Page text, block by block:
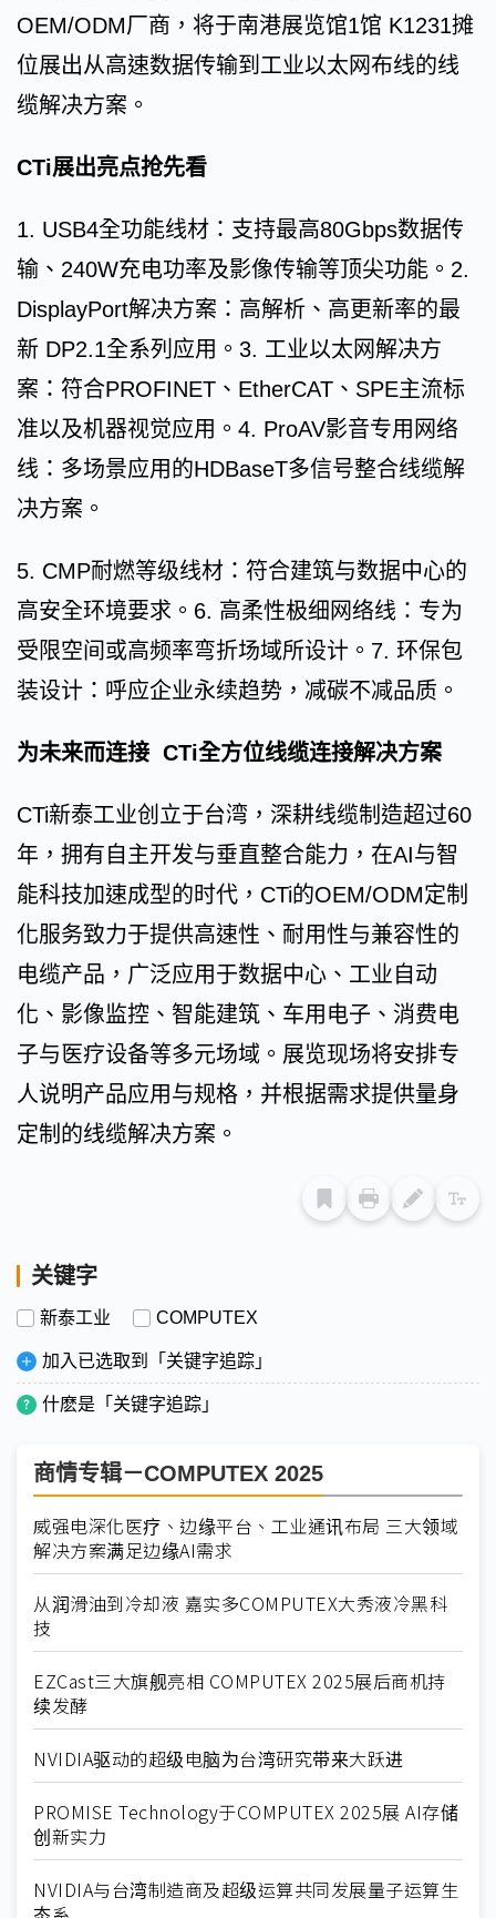
OEM/ODM厂商，将于南港展览馆1馆 K1231摊
位展出从高速数据传输到工业以太网布线的线
缆解决方案。
CTi展出亮点抢先看
1. USB4全功能线材：支持最高80Gbps数据传
输、240W充电功率及影像传输等顶尖功能。2.
DisplayPort解决方案：高解析、高更新率的最
新 DP2.1全系列应用。3. 工业以太网解决方
案：符合PROFINET、EtherCAT、SPE主流标
准以及机器视觉应用。4. ProAV影音专用网络
线：多场景应用的HDBaseT多信号整合线缆解
决方案。
5. CMP耐燃等级线材：符合建筑与数据中心的
高安全环境要求。6. 高柔性极细网络线：专为
受限空间或高频率弯折场域所设计。7. 环保包
装设计：呼应企业永续趋势，减碳不减品质。
为未来而连接 CTi全方位线缆连接解决方案
CTi新泰工业创立于台湾，深耕线缆制造超过60
年，拥有自主开发与垂直整合能力，在AI与智
能科技加速成型的时代，CTi的OEM/ODM定制
化服务致力于提供高速性、耐用性与兼容性的
电缆产品，广泛应用于数据中心、工业自动
化、影像监控、智能建筑、车用电子、消费电
子与医疗设备等多元场域。展览现场将安排专
人说明产品应用与规格，并根据需求提供量身
定制的线缆解决方案。
关键字
新泰工业 COMPUTEX
加入已选取到「关键字追踪」
什麽是「关键字追踪」
商情专辑－COMPUTEX 2025
威强电深化医疗、边缘平台、工业通讯布局 三大领域
解决方案满足边缘AI需求
从润滑油到冷却液 嘉实多COMPUTEX大秀液冷黑科
技
EZCast三大旗舰亮相 COMPUTEX 2025展后商机持
续发酵
NVIDIA驱动的超级电脑为台湾研究带来大跃进
PROMISE Technology于COMPUTEX 2025展 AI存储
创新实力
NVIDIA与台湾制造商及超级运算共同发展量子运算生